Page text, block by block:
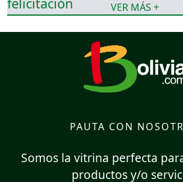
VER MÁS +
PAUTA CON
Somos la vitrina perfecta
productos y/o